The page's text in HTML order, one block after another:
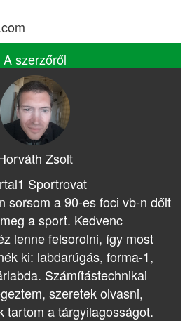
A szerzőről
Zsolt
Sportrovat
sorsom a 90-es foci vb-n dőlt
a sport. Kedvenc
lenne felsorolni, így most
ki: labdarúgás, forma-1,
Számítástechnikai
szeretek olvasni,
tartom a tárgyilagosságot.